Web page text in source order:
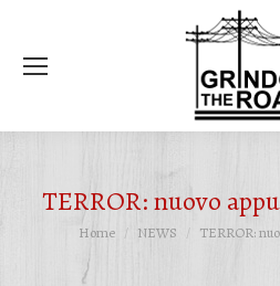
TERROR: nuovo
Tu sei qui:
Home NEWS TERROR: